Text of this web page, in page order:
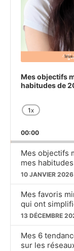
Mes objectifs
habitudes de
RATE
1X
00:00
Mes objectifs
mes
10 JANVIER 2026
Mes favoris
qui ont
13 DÉCEMBRE
Mes 6
sur les